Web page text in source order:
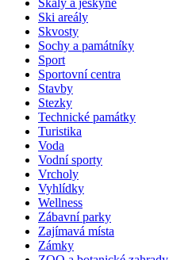
Ski areály
Skvosty
Sochy a památníky
Sport
Sportovní centra
Stavby
Stezky
Technické památky
Turistika
Voda
Vodní sporty
Vrcholy
Vyhlídky
Wellness
Zábavní parky
Zajímavá místa
Zámky